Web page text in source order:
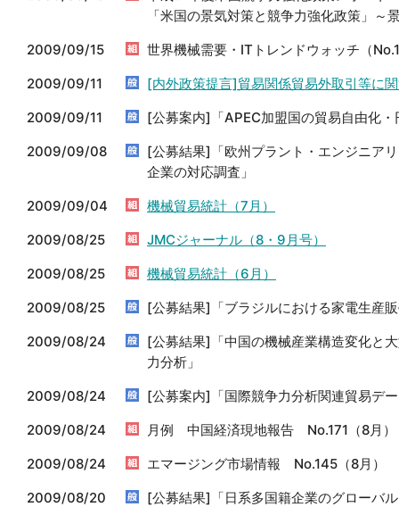
「米国の景気対策と競争力強化政策」
2009/09/15
世界機械需要・ITトレンドウォッチ（
2009/09/11
[内外政策提言]貿易関係貿易外取引等に
2009/09/11
[公募案内]「APEC加盟国の貿易自由化
2009/09/08
[公募結果]「欧州プラント・エンジニア
企業の対応調査」
2009/09/04
機械貿易統計（7月）
2009/08/25
JMCジャーナル（8・9月号）
2009/08/25
機械貿易統計（6月）
2009/08/25
[公募結果]「ブラジルにおける家電生産
2009/08/24
[公募結果]「中国の機械産業構造変化と
力分析」
2009/08/24
[公募案内]「国際競争力分析関連貿易デ
2009/08/24
月例 中国経済現地報告 No.171（8月）
2009/08/24
エマージング市場情報 No.145（8月）
2009/08/20
[公募結果]「日系多国籍企業のグローバ